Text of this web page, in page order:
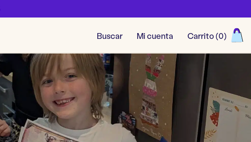
Buscar Mi cuenta Carrito (0)
Ver todos los juegos